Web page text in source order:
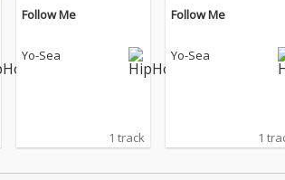
Follow Me
Yo-Sea
1 track
Follow Me
Yo-Sea
1